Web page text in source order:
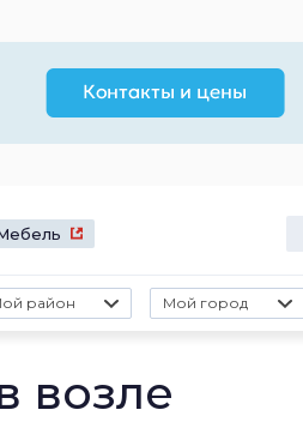
район Мой город
возле